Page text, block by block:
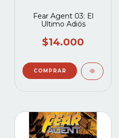
Fear Agent 03: El
Ultimo Adiós
$14.000